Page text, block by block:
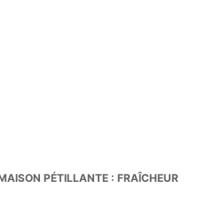
PÉTILLANTE : FRAÎCHEUR